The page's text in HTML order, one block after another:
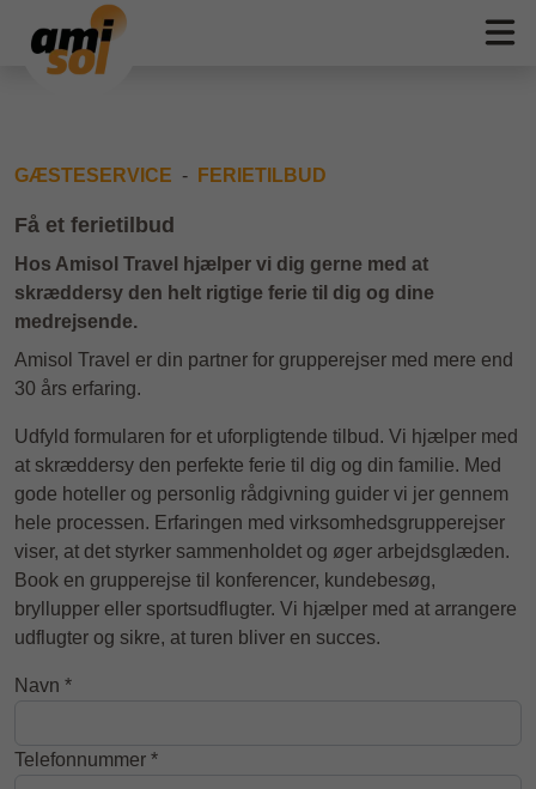
GÆSTESERVICE FERIETILBUD
Få et ferietilbud
Hos Amisol Travel hjælper vi dig gerne med at
skræddersy den helt rigtige ferie til dig og dine
medrejsende.
Amisol Travel er din partner for grupperejser med mere end
30 års erfaring.
Udfyld formularen for et uforpligtende tilbud. Vi hjælper med
at skræddersy den perfekte ferie til dig og din familie. Med
gode hoteller og personlig rådgivning guider vi jer gennem
hele processen. Erfaringen med virksomhedsgrupperejser
viser, at det styrker sammenholdet og øger arbejdsglæden.
Book en grupperejse til konferencer, kundebesøg,
bryllupper eller sportsudflugter. Vi hjælper med at arrangere
udflugter og sikre, at turen bliver en succes.
Navn *
Telefonnummer *